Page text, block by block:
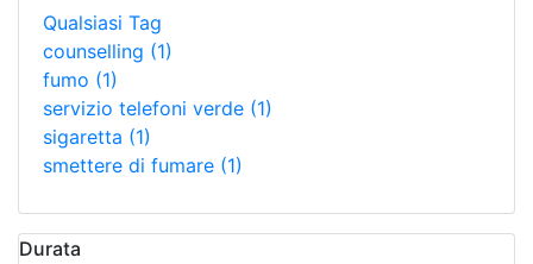
Qualsiasi Tag
counselling (1)
fumo (1)
servizio telefoni verde (1)
sigaretta (1)
smettere di fumare (1)
Durata